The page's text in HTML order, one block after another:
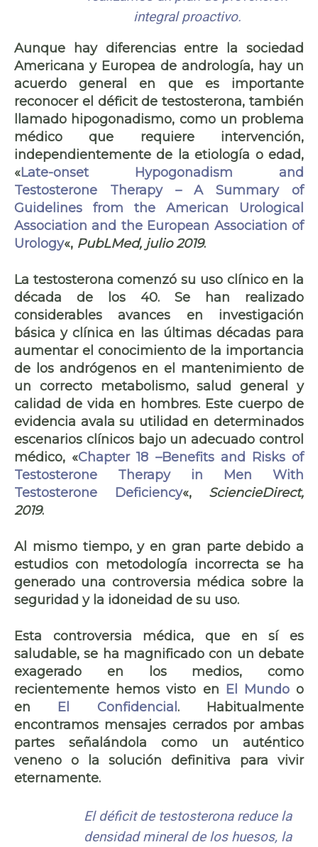
integral proactivo.
Aunque hay diferencias entre la sociedad
Americana y Europea de andrología, hay un
acuerdo general en que es importante
reconocer el déficit de testosterona, también
llamado hipogonadismo, como un problema
médico que requiere intervención,
independientemente de la etiología o edad,
«Late-onset Hypogonadism and
Testosterone Therapy – A Summary of
Guidelines from the American Urological
Association and the European Association of
Urology«, PubLMed, julio 2019.
La testosterona comenzó su uso clínico en la
década de los 40. Se han realizado
considerables avances en investigación
básica y clínica en las últimas décadas para
aumentar el conocimiento de la importancia
de los andrógenos en el mantenimiento de
un correcto metabolismo, salud general y
calidad de vida en hombres. Este cuerpo de
evidencia avala su utilidad en determinados
escenarios clínicos bajo un adecuado control
médico, «Chapter 18 –Benefits and Risks of
Testosterone Therapy in Men With
Testosterone Deficiency«, SciencieDirect,
2019.
Al mismo tiempo, y en gran parte debido a
estudios con metodología incorrecta se ha
generado una controversia médica sobre la
seguridad y la idoneidad de su uso.
Esta controversia médica, que en sí es
saludable, se ha magnificado con un debate
exagerado en los medios, como
recientemente hemos visto en El Mundoo
en El Confidencial. Habitualmente
encontramos mensajes cerrados por ambas
partes señalándola como un auténtico
veneno o la solución definitiva para vivir
eternamente.
El déficit de testosterona reduce la
densidad mineral de los huesos, la